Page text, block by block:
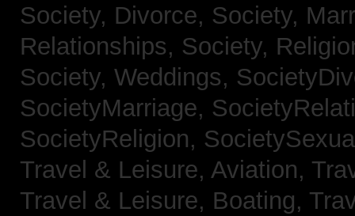
Society, Divorce, Society,
Relationships, Society,
Society, Weddings,
SocietyMarriage,
SocietyReligion,
Travel & Leisure, Aviation,
Travel & Leisure, Boating,